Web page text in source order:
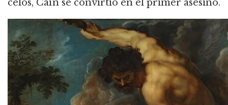
celos, Caín se convirtió en el primer asesino.